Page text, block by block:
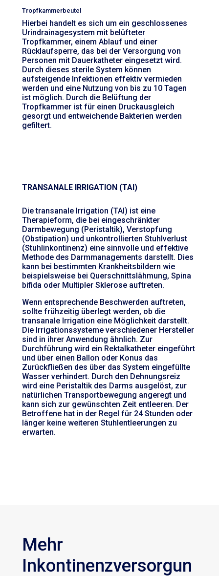
Tropfkammerbeutel
Hierbei handelt es sich um ein geschlossenes
Urindrainagesystem mit belüfteter
Tropfkammer, einem Ablauf und einer
Rücklaufsperre, das bei der Versorgung von
Personen mit Dauerkatheter eingesetzt wird.
Durch dieses sterile System können
aufsteigende Infektionen effektiv vermieden
werden und eine Nutzung von bis zu 10 Tagen
ist möglich. Durch die Belüftung der
Tropfkammer ist für einen Druckausgleich
gesorgt und entweichende Bakterien werden
gefiltert.
TRANSANALE IRRIGATION (TAI)
Die transanale Irrigation (TAI) ist eine
Therapieform, die bei eingeschränkter
Darmbewegung (Peristaltik), Verstopfung
(Obstipation) und unkontrollierten Stuhlverlust
(Stuhlinkontinenz) eine sinnvolle und effektive
Methode des Darmmanagements darstellt. Dies
kann bei bestimmten Krankheitsbildern wie
beispielsweise bei Querschnittslähmung, Spina
bifida oder Multipler Sklerose auftreten.
Wenn entsprechende Beschwerden auftreten,
sollte frühzeitig überlegt werden, ob die
transanale Irrigation eine Möglichkeit darstellt.
Die Irrigationssysteme verschiedener Hersteller
sind in ihrer Anwendung ähnlich. Zur
Durchführung wird ein Rektalkatheter eingeführt
und über einen Ballon oder Konus das
Zurückfließen des über das System eingefüllte
Wasser verhindert. Durch den Dehnungsreiz
wird eine Peristaltik des Darms ausgelöst, zur
natürlichen Transportbewegung angeregt und
kann sich zur gewünschten Zeit entleeren. Der
Betroffene hat in der Regel für 24 Stunden oder
länger keine weiteren Stuhlentleerungen zu
erwarten.
Mehr
Inkontinenzversorgun